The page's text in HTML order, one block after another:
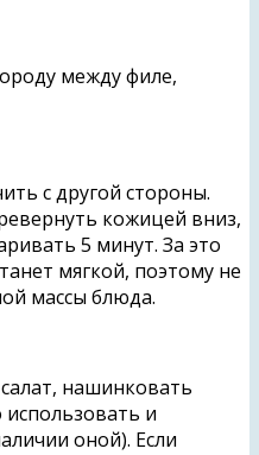
между филе,
с другой стороны.
кожицей вниз,
5 минут. За это
мягкой, поэтому не
массы блюда.
нашинковать
и
оной). Если